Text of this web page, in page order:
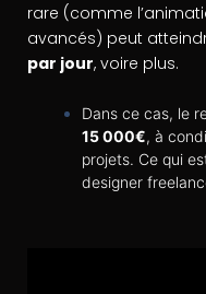
rare (comme
avancés) peut
par jour, voire plus.
Dans ce cas, le
15 000€, à
projets. Ce qui
designer